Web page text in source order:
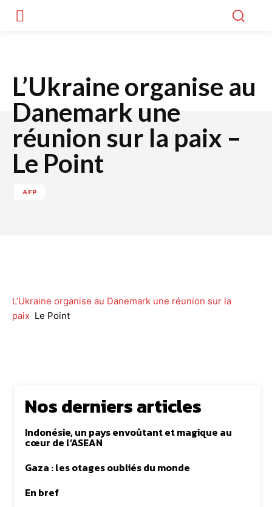
L’Ukraine organise au
Danemark une
réunion sur la paix –
Le Point
AFP
L’Ukraine organise au Danemark une réunion sur la
paix Le Point
Nos derniers articles
Indonésie, un pays envoûtant et magique au
cœur de l’ASEAN
Gaza : les otages oubliés du monde
En bref